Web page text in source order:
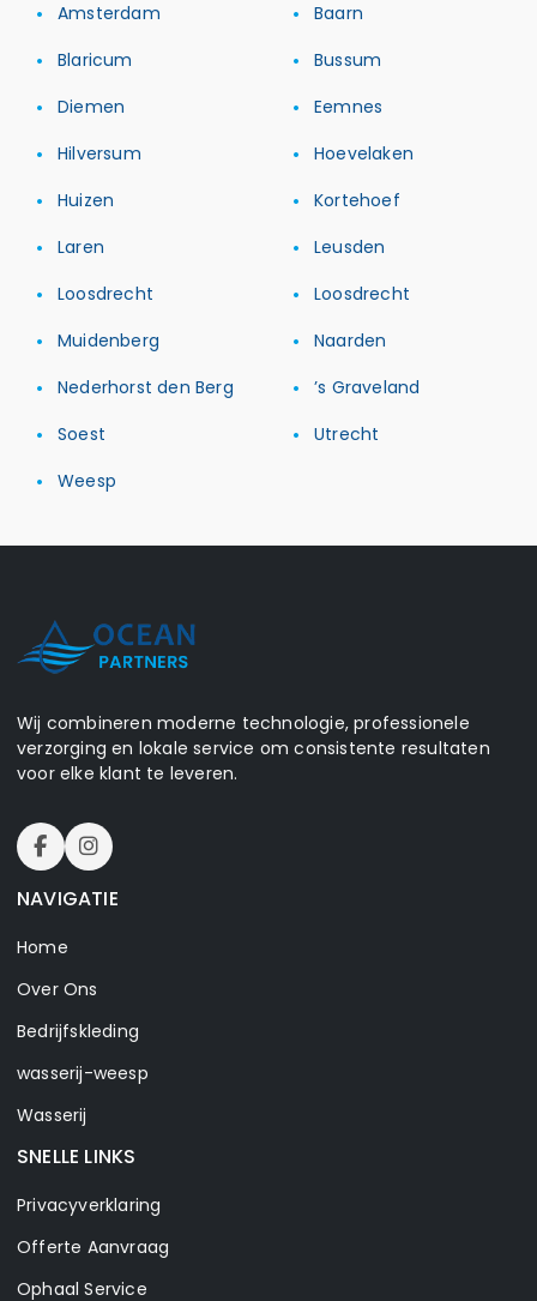
Amsterdam
Baarn
Blaricum
Bussum
Diemen
Eemnes
Hilversum
Hoevelaken
Huizen
Kortehoef
Laren
Leusden
Loosdrecht
Loosdrecht
Muidenberg
Naarden
Nederhorst den Berg
’s Graveland
Soest
Utrecht
Weesp
Wij combineren moderne technologie, professionele
verzorging en lokale service om consistente resultaten
voor elke klant te leveren.
NAVIGATIE
Home
Over Ons
Bedrijfskleding
wasserij-weesp
Wasserij
SNELLE LINKS
Privacyverklaring
Offerte Aanvraag
Ophaal Service